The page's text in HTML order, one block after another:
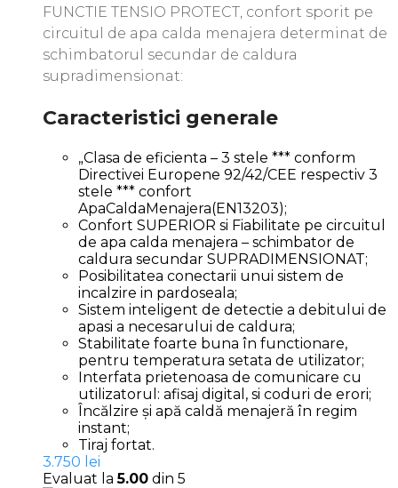
FUNCTIE TENSIO PROTECT, confort sporit pe
circuitul de apa calda menajera determinat de
schimbatorul secundar de caldura
supradimensionat:
Caracteristici generale
„Clasa de eficienta – 3 stele *** conform
Directivei Europene 92/42/CEE respectiv 3
stele *** confort
ApaCaldaMenajera(EN13203);
Confort SUPERIOR si Fiabilitate pe circuitul
de apa calda menajera – schimbator de
caldura secundar SUPRADIMENSIONAT;
Posibilitatea conectarii unui sistem de
incalzire in pardoseala;
Sistem inteligent de detectie a debitului de
apasi a necesarului de caldura;
Stabilitate foarte buna în functionare,
pentru temperatura setata de utilizator;
Interfata prietenoasa de comunicare cu
utilizatorul: afisaj digital, si coduri de erori;
Încălzire și apă caldă menajeră în regim
instant;
Tiraj fortat.
3.750 lei
Evaluat la5.00 din 5